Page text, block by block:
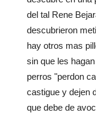
del tal Rene
descubrieron
hay otros mas
sin que les
perros "perdon
castigue y dejen
que debe de